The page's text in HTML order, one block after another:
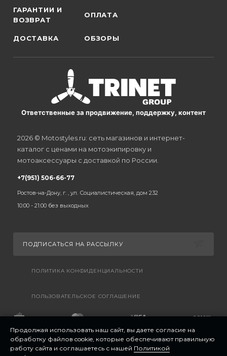
ГАРАНТИИ И
ВОЗВРАТ
ОПЛАТА
ДОСТАВКА ОБЗОРЫ
Ответственные за продвижение, поддержку, контент
2026 © Motostyles.ru: сеть магазинов и интернет-
каталог с ценами на мотоэкипировку и
мотоаксессуары с доставкой по России.
+7(951) 506-66-77
Ростов-на-Дону, г. , ул. Социалистическая, дом 232
10:00 - 21:00 без выходных
ПОДПИСАТЬСЯ НА РАССЫЛКУ
ПОЛИТИКА КОНФИДЕНЦИАЛЬНОСТИ
ПОЛЬЗОВАТЕЛЬСКОЕ СОГЛАШЕНИЕ
Продолжая использовать наш сайт, вы даете согласие на
обработку файлов cookie, которые обеспечивают правильную
работу сайта и соглашаетесь с нашей Политикой